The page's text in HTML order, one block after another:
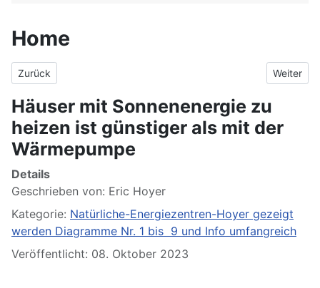
Home
Vorheriger Beitrag: Natürliche Energiewende Gesamtlösung
Zurück Nächster
Weiter
Häuser mit Sonnenenergie zu
heizen ist günstiger als mit der
Wärmepumpe
Details
Geschrieben von: Eric Hoyer
Kategorie: Natürliche-Energiezentren-Hoyer gezeigt
werden Diagramme Nr. 1 bis 9 und Info umfangreich
Veröffentlicht: 08. Oktober 2023